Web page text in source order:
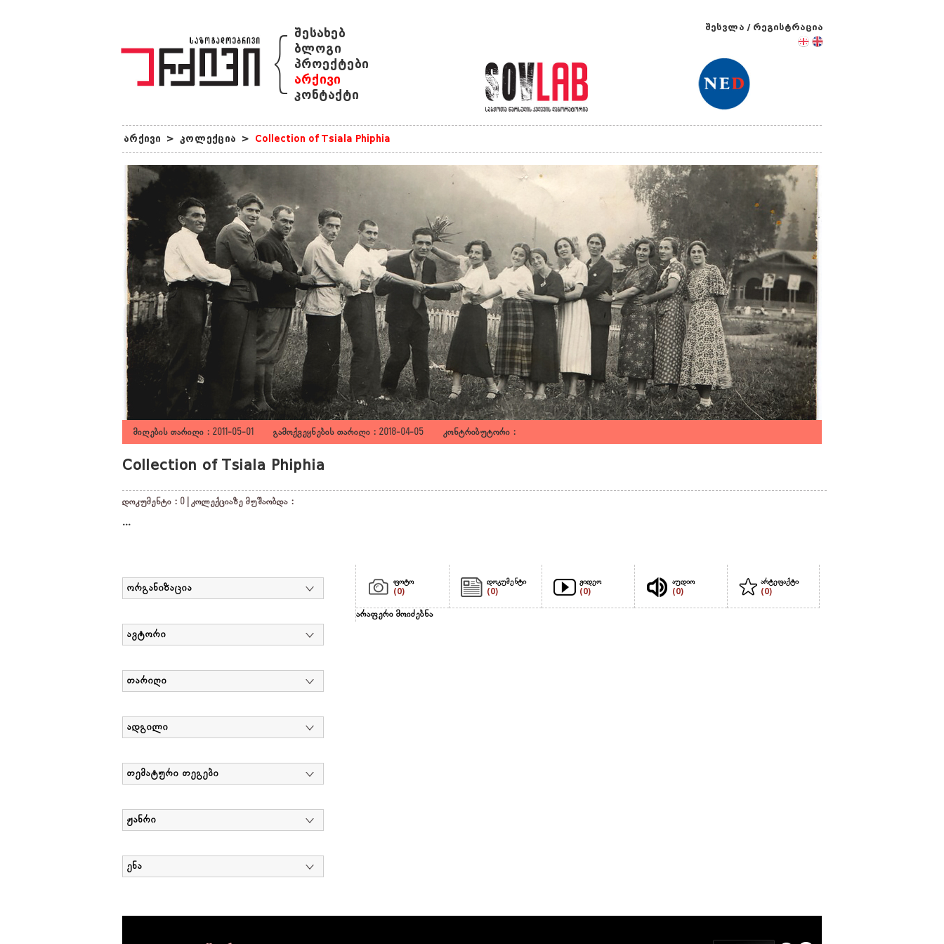
{ შესახებ
ბლოგი
პროექტები
არქივი
კონტაქტი
შესვლა / რეგისტრაცია
არქივი > კოლექცია > Collection of Tsiala Phiphia
მიღების თარიღი : 2011-05-01 გამოქვეყნების თარიღი : 2018-04-05 კონტრიბუტორი :
Collection of Tsiala Phiphia
დოკუმენტი : 0 | კოლექციაზე მუშაობდა :
...
ორგანიზაცია
ავტორი
თარიღი
ადგილი
თემატური თეგები
ჟანრი
ენა
ფოტო
(0)
დოკუმენტი
(0)
ვიდეო
(0)
აუდიო
(0)
არტეფაქტი
(0)
არაფერი მოიძებნა